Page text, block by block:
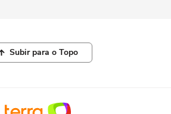
Subir para o Topo